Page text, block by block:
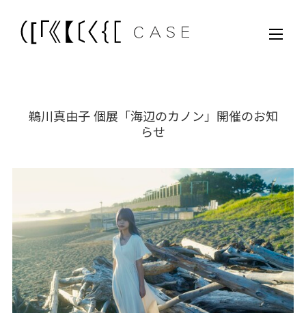
鵜川真由子 個展「海辺のカノン」開催のお知
らせ